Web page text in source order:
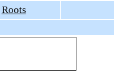
Roots